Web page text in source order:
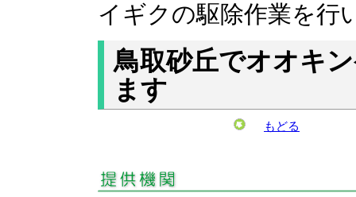
イギクの駆除作業を行
鳥取砂丘でオオキ
ます
もどる